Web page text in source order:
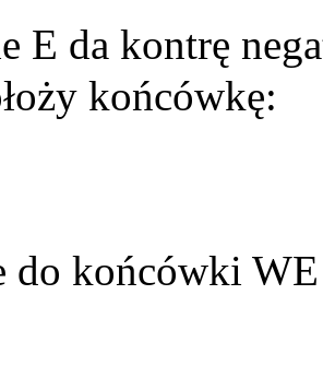
E da kontrę
końcówkę:
do końcówki